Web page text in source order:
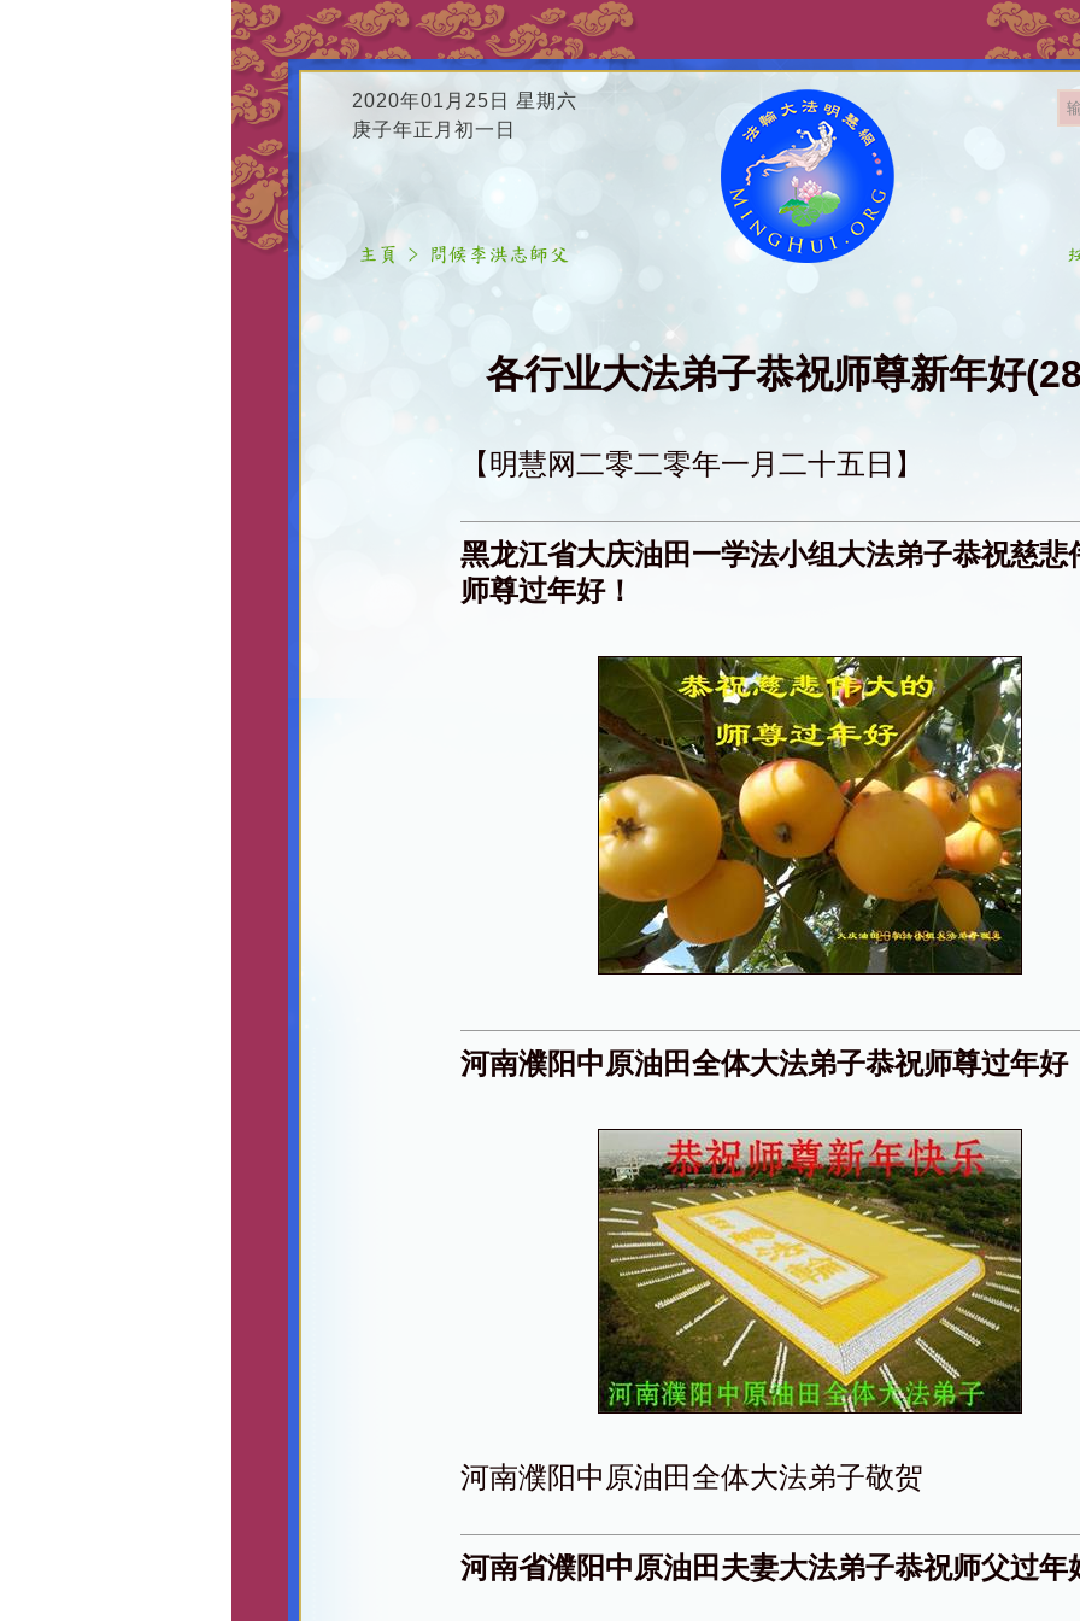
2020年01月25日 星期六
庚子年正月初一日
各行业大法弟子恭祝师尊新年好
【明慧网二零二零年一月二十五日】
黑龙江省大庆油田一学法小组大法弟子恭祝慈悲
师尊过年好！
河南濮阳中原油田全体大法弟子恭祝师尊过年好
河南濮阳中原油田全体大法弟子敬贺
河南省濮阳中原油田夫妻大法弟子恭祝师父过年